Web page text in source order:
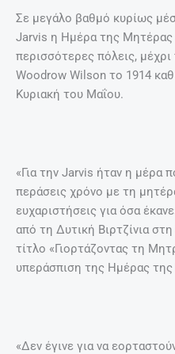
Σε μεγάλο βαθμό κυρίως
Jarvis η Ημέρα της Μητέρας
περισσότερες πόλεις,
Woodrow Wilson το 1914
Κυριακή του Μαΐου.
«Για την Jarvis ήταν η μέρα
περάσεις χρόνο με τη
ευχαριστήσεις για όσα
από τη Δυτική Βιρτζίνια
τίτλο «Γιορτάζοντας τη
υπεράσπιση της Ημέρας
«Δεν έγινε για να